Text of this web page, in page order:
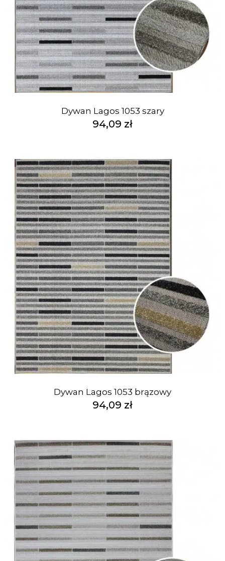
Dywan Lagos 1053 szary
94,09 zł
Dywan Lagos 1053 brązowy
94,09 zł